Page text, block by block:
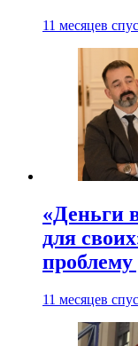
11 месяцев
«Деньги
для
проблему
11 месяцев